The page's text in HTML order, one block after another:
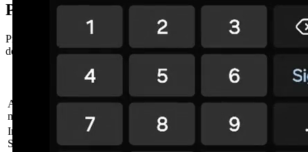
Precio puertas seccionales en Calonge
Precios orientativos de puerta seccional sin instalación para garajes
de Calonge, Sant Antoni y Torre Valentina.
Tipo de puerta
Medida (ancho ×
Precio sin
Acanalada blanca, sin
motor
Imit. madera + motor
Sommer